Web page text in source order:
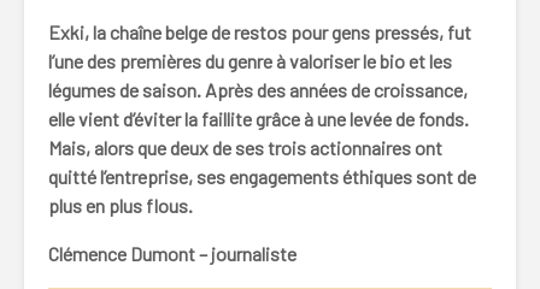
Exki, la chaîne belge de restos pour gens pressés, fut
l’une des premières du genre à valoriser le bio et les
légumes de saison. Après des années de croissance,
elle vient d’éviter la faillite grâce à une levée de fonds.
Mais, alors que deux de ses trois actionnaires ont
quitté l’entreprise, ses engagements éthiques sont de
plus en plus flous.
Clémence Dumont – journaliste